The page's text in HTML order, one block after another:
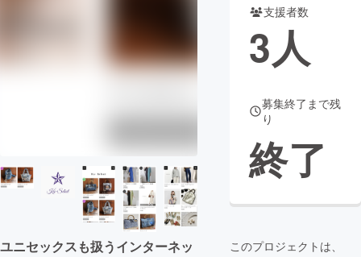
コミュニティ
ユニセックスも扱うインターネッ
支援者数
3人
募集終了まで残
り
終了
このプロジェクトは、